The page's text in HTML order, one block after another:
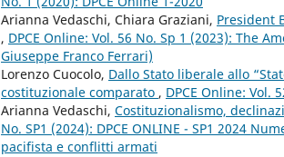
Arianna Vedaschi, Chiara Graziani, President
, DPCE Online: Vol. 56 No. Sp 1 (2023): The
Giuseppe Franco Ferrari)
Lorenzo Cuocolo, Dallo Stato liberale allo
costituzionale comparato , DPCE Online: Vol.
Arianna Vedaschi, Costituzionalismo,
No. SP1 (2024): DPCE ONLINE - SP1 2024
pacifista e conflitti armati